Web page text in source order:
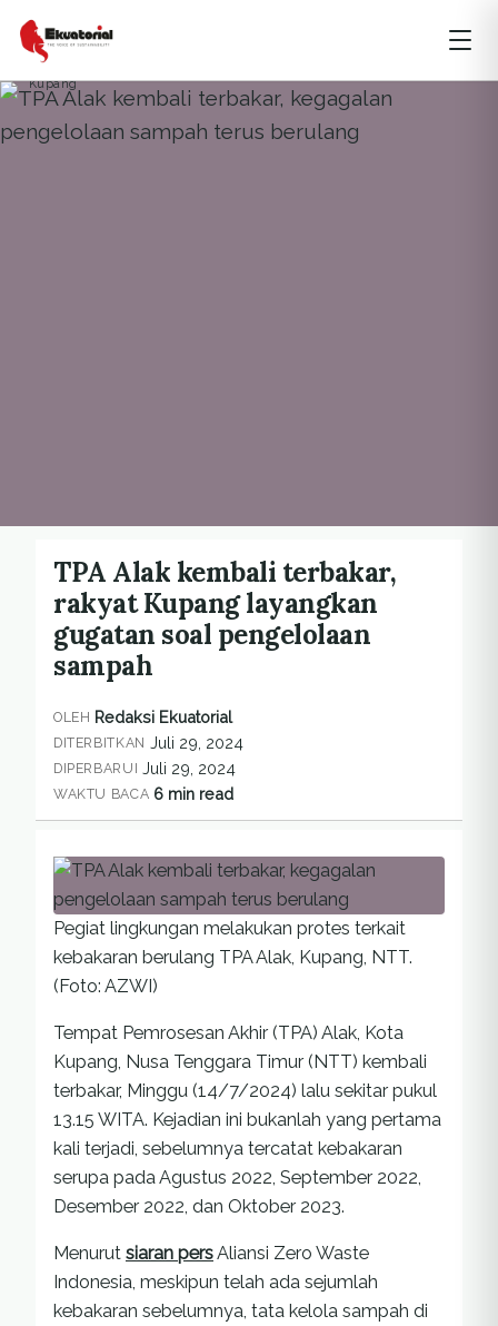
ARTIKEL
Kupang
TPA Alak kembali terbakar,
rakyat Kupang layangkan
gugatan soal pengelolaan
sampah
OLEH Redaksi Ekuatorial
DITERBITKAN Juli 29, 2024
DIPERBARUI Juli 29, 2024
WAKTU BACA 6 min read
Pegiat lingkungan melakukan protes terkait
kebakaran berulang TPA Alak, Kupang, NTT.
(Foto: AZWI)
Tempat Pemrosesan Akhir (TPA) Alak, Kota
Kupang, Nusa Tenggara Timur (NTT) kembali
terbakar, Minggu (14/7/2024) lalu sekitar pukul
13.15 WITA. Kejadian ini bukanlah yang pertama
kali terjadi, sebelumnya tercatat kebakaran
serupa pada Agustus 2022, September 2022,
Desember 2022, dan Oktober 2023.
Menurut siaran persAliansi Zero Waste
Indonesia, meskipun telah ada sejumlah
kebakaran sebelumnya, tata kelola sampah di